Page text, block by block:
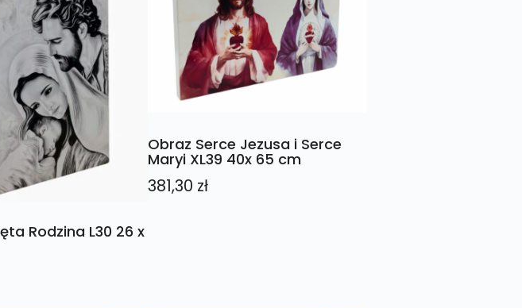
Rodzina L30 26 x
Obraz Serce Jezusa i Serce
Maryi XL39 40x 65 cm
381,30 zł